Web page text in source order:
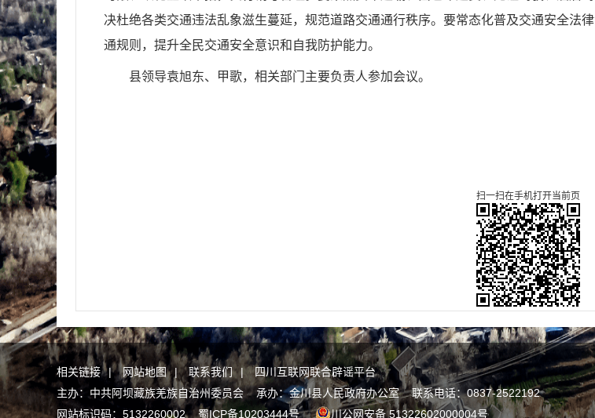
决杜绝各类交通违法乱象滋生蔓延，规范道路交通通行秩序。要常态化普及交通安全法
通规则，提升全民交通安全意识和自我防护能力。
县领导袁旭东、甲歌，相关部门主要负责人参加会议。
扫一扫在手机打开当前页
相关链接 | 网站地图 | 联系我们 |
四川互联网联合辟谣平台
主办：中共阿坝藏族羌族自治州委员会 承办：金川县人民政府办公室 联系电话：0837-2522192
网站标识码：5132260002蜀ICP备10203444号 川公网安备 51322602000004号